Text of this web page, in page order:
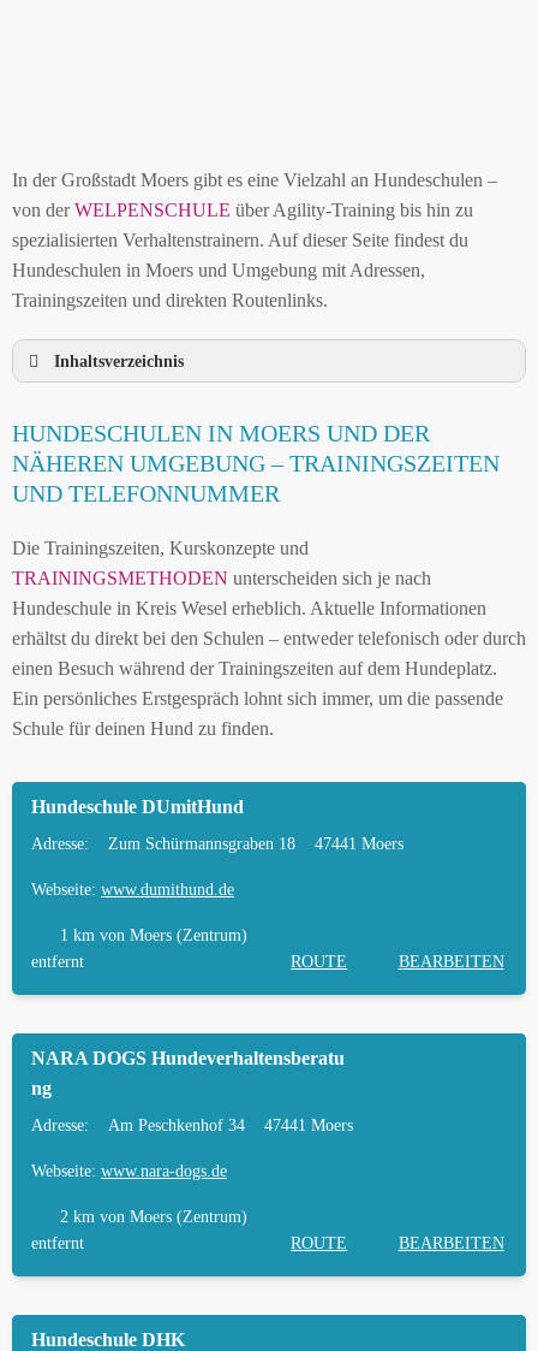
In der Großstadt Moers gibt es eine Vielzahl an Hundeschulen –
von derWELPENSCHULE über Agility-Training bis hin zu
spezialisierten Verhaltenstrainern. Auf dieser Seite findest du
Hundeschulen in Moers und Umgebung mit Adressen,
Trainingszeiten und direkten Routenlinks.
Inhaltsverzeichnis
HUNDESCHULEN IN MOERS UND DER
NÄHEREN UMGEBUNG
UMGEBUNG
LEINENPFLICHT UND HUNDEGESETZE IN
HUNDEFREUNDLICHE ORTE UND
FREILAUFFLÄCHEN IN MOERS
HUNDEPLATZ MIETEN FÜR EINEN SICHEREN
FREILAUF
HÄUFIGE FRAGEN ZUR HUNDESCHULE IN
MOERS
TIERARZT UND NOTFALLTIERARZT IN MOERS
HUNDESCHULEN IN MOERS UND DER
NÄHEREN UMGEBUNG – TRAININGSZEITEN
UND TELEFONNUMMER
Die Trainingszeiten, Kurskonzepte und
TRAININGSMETHODEN unterscheiden sich je nach
Hundeschule in Kreis Wesel erheblich. Aktuelle Informationen
erhältst du direkt bei den Schulen – entweder telefonisch oder durch
einen Besuch während der Trainingszeiten auf dem Hundeplatz.
Ein persönliches Erstgespräch lohnt sich immer, um die passende
Schule für deinen Hund zu finden.
Hundeschule DUmitHund
Adresse: Zum Schürmannsgraben 18 47441 Moers
Webseite: www.dumithund.de
1 km von Moers (Zentrum)
entfernt
ROUTE BEARBEITEN
NARA DOGS Hundeverhaltensberatu
ng
Adresse: Am Peschkenhof 34 47441 Moers
Webseite: www.nara-dogs.de
2 km von Moers (Zentrum)
entfernt
ROUTE BEARBEITEN
Hundeschule DHK